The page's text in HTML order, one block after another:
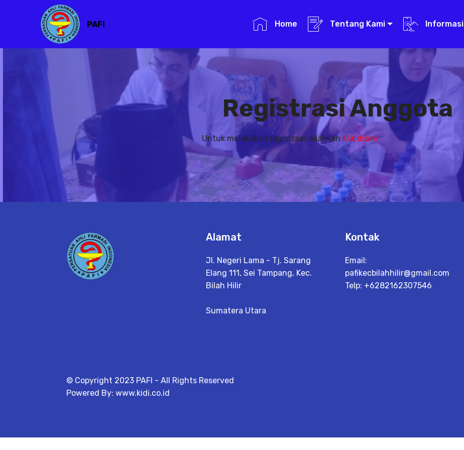
PAFI Home Tentang Kami Informasi
Registrasi Anggota
Untuk melakukan registrasi, silahkan Klik disini
Alamat
Jl. Negeri Lama - Tj. Sarang
Elang 111, Sei Tampang, Kec.
Bilah Hilir
Sumatera Utara
Kontak
Email:
pafikecbilahhilir@gmail.com
Telp: +6282162307546
© Copyright 2023 PAFI - All Rights Reserved
Powered By: www.kidi.co.id